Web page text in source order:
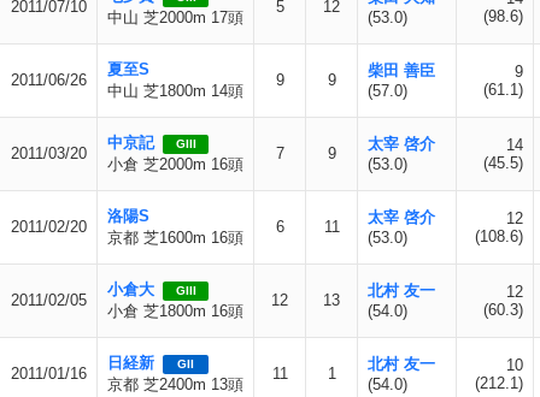
2011/07/10
中山 芝2000m 17頭
5 12
(53.0)
(98.6)
2011/06/26
夏至S
中山 芝1800m 14頭
9 9
柴田 善臣
(57.0)
9
(61.1)
2011/03/20
中京記 GIII
小倉 芝2000m 16頭
7 9
太宰 啓介
(53.0)
14
(45.5)
2011/02/20
洛陽S
京都 芝1600m 16頭
6 11
太宰 啓介
(53.0)
12
(108.6)
2011/02/05
小倉大 GIII
小倉 芝1800m 16頭
12 13
北村 友一
(54.0)
12
(60.3)
2011/01/16
日経新 GII
京都 芝2400m 13頭
11 1
北村 友一
(54.0)
10
(212.1)